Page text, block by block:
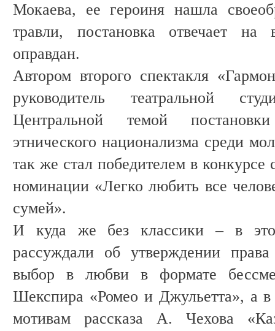
Мокаева, ее героиня нашла
травли, постановка отвечает
оправдан.
Автором второго спектакля
руководитель театральной
Центральной темой
этнического национализма среди
так же стал победителем в
номинации «Легко любить все
сумей».
И куда же без классики – в
рассуждали об утверждении
выбор в любви в формате
Шекспира «Ромео и Джульетта», а в
мотивам рассказа А. Чехова